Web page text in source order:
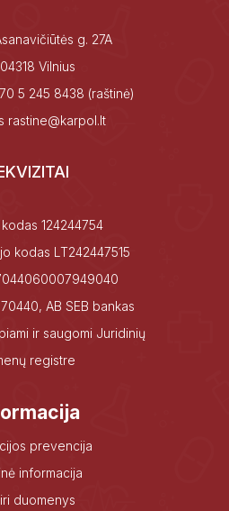
g. 27A
Vilnius
5 245 8438 (raštinė)
rastine@karpol.lt
124244754
kodas LT242447515
AB SEB bankas
ir saugomi Juridinių
registre
prevencija
informacija
duomenys